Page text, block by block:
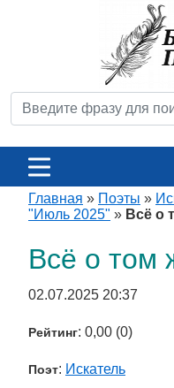
Главная » Поэты »
"Июль 2025" » Всё о
Всё о том
02.07.2025 20:37
Рейтинг: 0,00 (0)
Поэт: Искатель